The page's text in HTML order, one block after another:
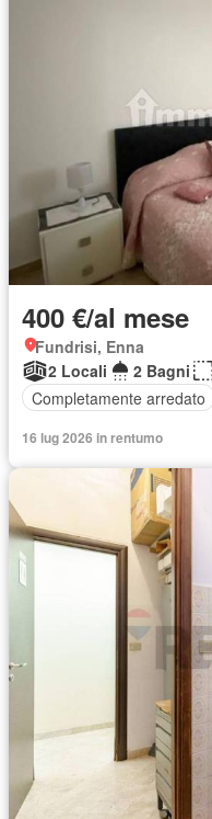
400 €/al mese
Fundrisi, Enna
2 Locali
2 Bagni
Completamente arredato
16 lug 2026 in rentumo